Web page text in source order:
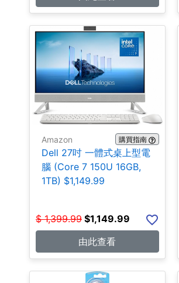
Amazon 購買指南
Dell 27吋 一體式桌上型電
腦 (Core 7 150U 16GB,
1TB) $1,149.99
$ 1,399.99 $1,149.99
由此查看